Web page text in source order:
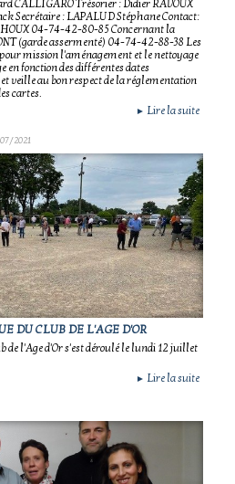
CALLIGARO Trésorier : Didier RAVOUX
Secrétaire : LAPALUD Stéphane Contact:
04-74-42-80-85 Concernant la
(garde assermenté) 04-74-42-88-38 Les
mission l'aménagement et le nettoyage
en fonction des différentes dates
veille au bon respect de la réglementation
cartes.
► Lire la suite
2021
DU CLUB DE L'AGE D'OR
de l'Age d'Or s'est déroulé le lundi 12 juillet
► Lire la suite